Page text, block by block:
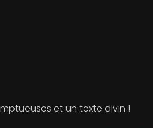
et un texte divin !